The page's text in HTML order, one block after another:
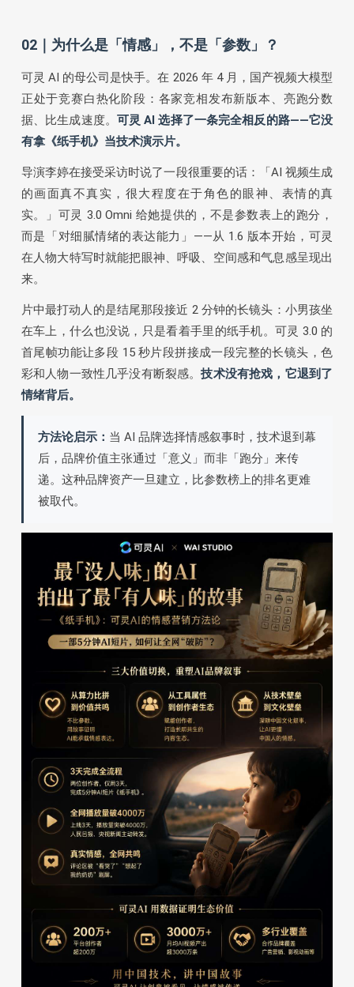
02｜为什么是「情感」，不是「参数」？
可灵 AI 的母公司是快手。在 2026 年 4 月，国产视频大模型
正处于竞赛白热化阶段：各家竞相发布新版本、亮跑分数
据、比生成速度。 可灵 AI 选择了一条完全相反的路——它没
有拿《纸手机》当技术演示片。
导演李婷在接受采访时说了一段很重要的话：「AI 视频生成
的画面真不真实，很大程度在于角色的眼神、表情的真
实。」可灵 3.0 Omni 给她提供的，不是参数表上的跑分，
而是「对细腻情绪的表达能力」——从 1.6 版本开始，可灵
在人物大特写时就能把眼神、呼吸、空间感和气息感呈现出
来。
片中最打动人的是结尾那段接近 2 分钟的长镜头：小男孩坐
在车上，什么也没说，只是看着手里的纸手机。可灵 3.0 的
首尾帧功能让多段 15 秒片段拼接成一段完整的长镜头，色
彩和人物一致性几乎没有断裂感。技术没有抢戏，它退到了
情绪背后。
方法论启示： 当 AI 品牌选择情感叙事时，技术退到幕
后，品牌价值主张通过「意义」而非「跑分」来传
递。这种品牌资产一旦建立，比参数榜上的排名更难
被取代。